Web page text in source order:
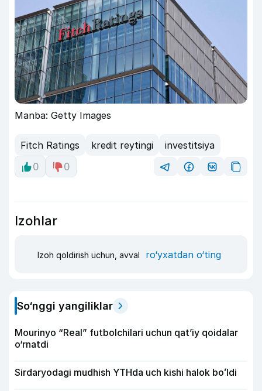
Manba: Getty Images
Fitch Ratings kredit reytingi
investitsiya
0
0
Izohlar
Izoh qoldirish uchun, avval ro‘yxatdan o‘ting
So‘nggi yangiliklar
Mourinyo “Real” futbolchilari uchun qat’iy qoidalar
o‘rnatdi
Sirdaryodagi mudhish YTHda uch kishi halok boʻldi